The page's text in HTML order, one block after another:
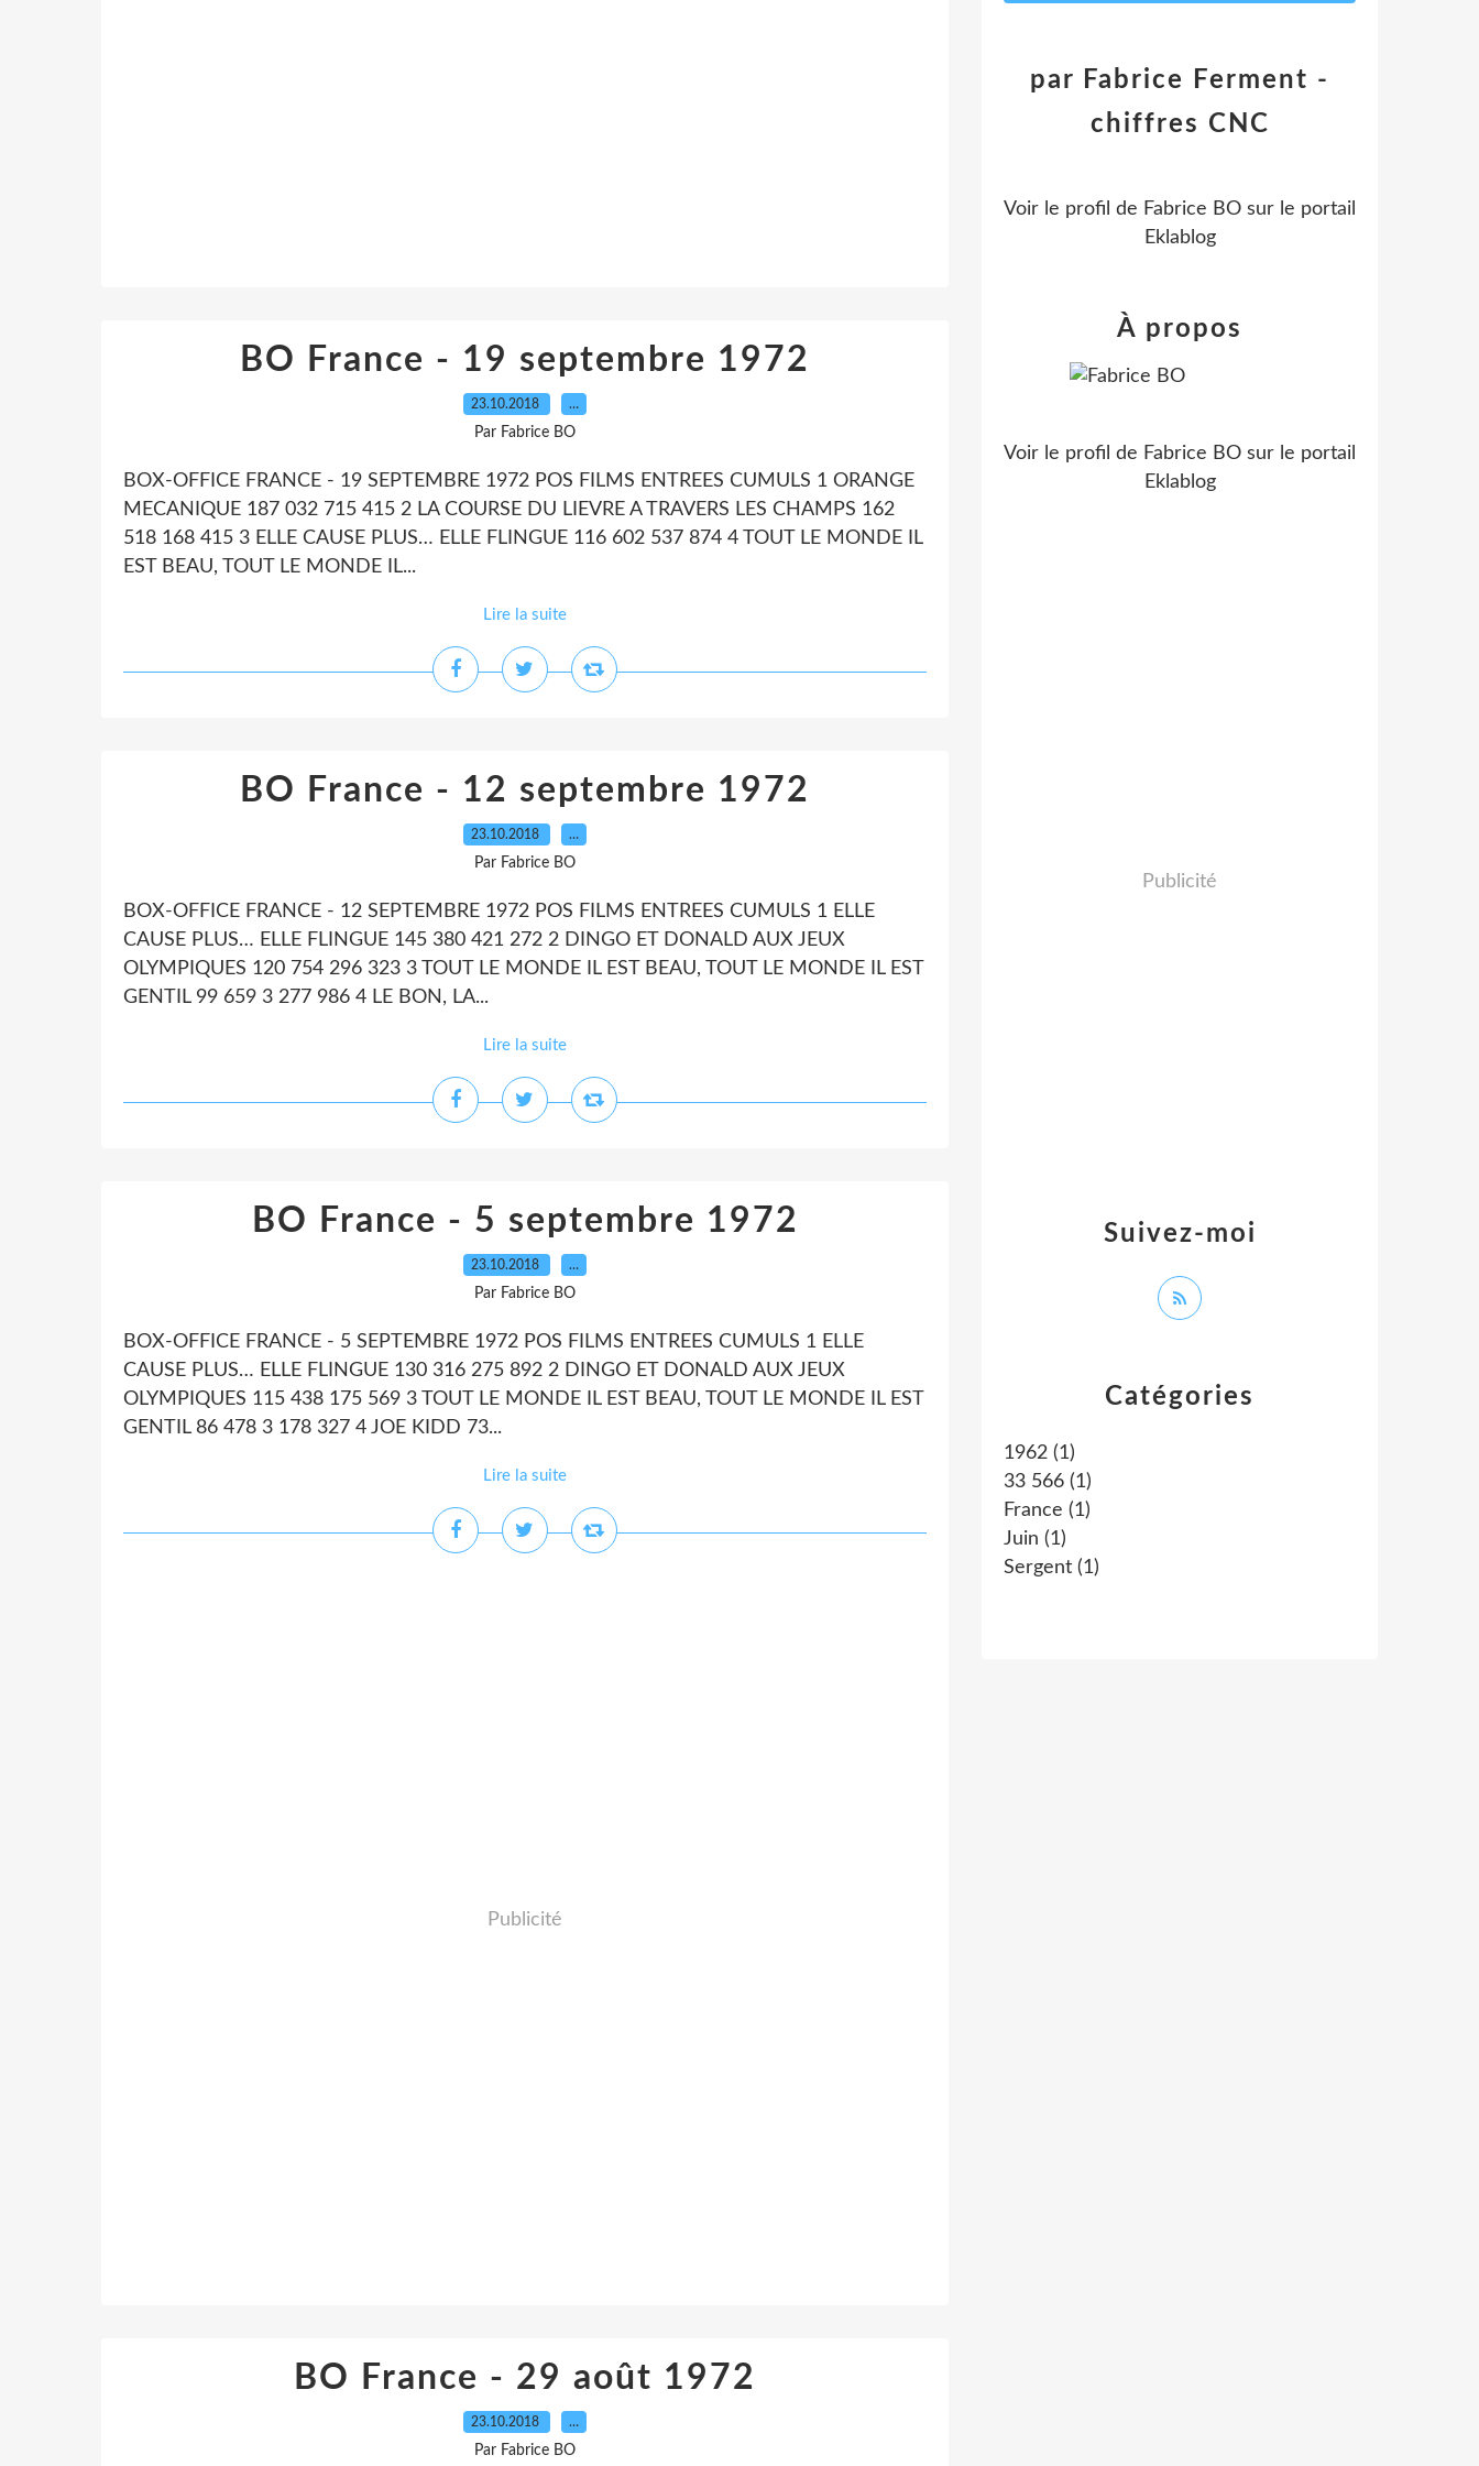
BO France - 19 septembre 1972
23.10.2018 …
Par Fabrice BO
BOX-OFFICE FRANCE - 19 SEPTEMBRE 1972 POS FILMS ENTREES CUMULS 1 ORANGE
MECANIQUE 187 032 715 415 2 LA COURSE DU LIEVRE A TRAVERS LES CHAMPS 162
518 168 415 3 ELLE CAUSE PLUS… ELLE FLINGUE 116 602 537 874 4 TOUT LE MONDE IL
EST BEAU, TOUT LE MONDE IL...
Lire la suite
BO France - 12 septembre 1972
23.10.2018 …
Par Fabrice BO
BOX-OFFICE FRANCE - 12 SEPTEMBRE 1972 POS FILMS ENTREES CUMULS 1 ELLE
CAUSE PLUS… ELLE FLINGUE 145 380 421 272 2 DINGO ET DONALD AUX JEUX
OLYMPIQUES 120 754 296 323 3 TOUT LE MONDE IL EST BEAU, TOUT LE MONDE IL EST
GENTIL 99 659 3 277 986 4 LE BON, LA...
Lire la suite
BO France - 5 septembre 1972
23.10.2018 …
Par Fabrice BO
BOX-OFFICE FRANCE - 5 SEPTEMBRE 1972 POS FILMS ENTREES CUMULS 1 ELLE
CAUSE PLUS… ELLE FLINGUE 130 316 275 892 2 DINGO ET DONALD AUX JEUX
OLYMPIQUES 115 438 175 569 3 TOUT LE MONDE IL EST BEAU, TOUT LE MONDE IL EST
GENTIL 86 478 3 178 327 4 JOE KIDD 73...
Lire la suite
Publicité
BO France - 29 août 1972
23.10.2018 …
Par Fabrice BO
Catégories
1962 (1)
33 566 (1)
France (1)
Juin (1)
Sergent (1)
par Fabrice Ferment -
chiffres CNC
Voir le profil de Fabrice BO sur le portail
Eklablog
Suivez-moi
À propos
Voir le profil de Fabrice BO sur le portail
Eklablog
Publicité